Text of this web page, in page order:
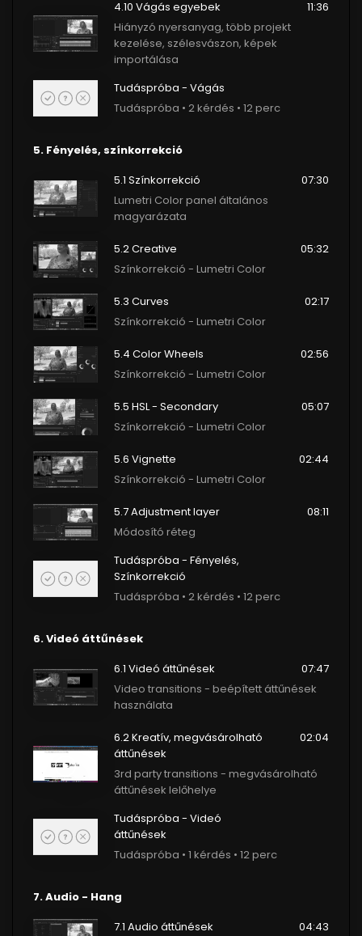
4.10 Vágás egyebek
11:36
Hiányzó nyersanyag, több projekt
kezelése, szélesvászon, képek
importálása
Tudáspróba - Vágás
Tudáspróba • 2 kérdés • 12 perc
5. Fényelés, színkorrekció
5.1 Színkorrekció
07:30
Lumetri Color panel általános
magyarázata
5.2 Creative
05:32
Színkorrekció - Lumetri Color
5.3 Curves
02:17
Színkorrekció - Lumetri Color
5.4 Color Wheels
02:56
Színkorrekció - Lumetri Color
5.5 HSL - Secondary
05:07
Színkorrekció - Lumetri Color
5.6 Vignette
02:44
Színkorrekció - Lumetri Color
5.7 Adjustment layer
08:11
Módosító réteg
Tudáspróba - Fényelés,
Színkorrekció
Tudáspróba • 2 kérdés • 12 perc
6. Videó áttűnések
6.1 Videó áttűnések
07:47
Video transitions - beépített áttűnések
használata
6.2 Kreatív, megvásárolható
áttűnések
02:04
3rd party transitions - megvásárolható
áttűnések lelőhelye
Tudáspróba - Videó
áttűnések
Tudáspróba • 1 kérdés • 12 perc
7. Audio - Hang
7.1 Audio áttűnések
04:43